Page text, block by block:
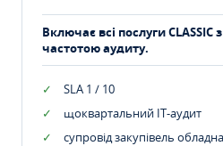
Включає всі послуги
частотою аудиту.
SLA 1 / 10
щоквартальний IT-аудит
супровід закупівель